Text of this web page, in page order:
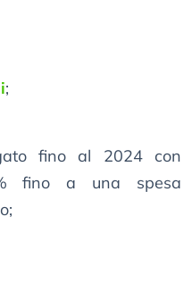
;
fino al 2024 con
fino a una spesa